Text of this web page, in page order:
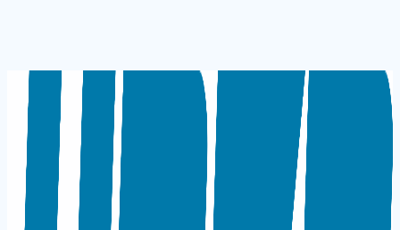
Ana Sayfa / Markalar Cilt Sistemleri
UBER MC-320
ELEKTRİKLİ TEL KAPAMA MAKİNESİ
UBER MC-320 ELEKTRİKLİ TEL
KAPAMA MAKİNESİ
Stok Kodu: 15302034
Tel Ciltleme Makineleri
Elektrikli (Tel)
Cilt Sistemleri